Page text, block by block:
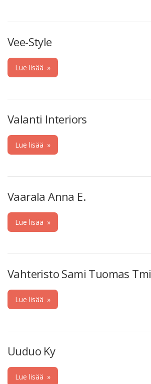
Vee-Style
Lue lisää »
Valanti Interiors
Lue lisää »
Vaarala Anna E.
Lue lisää »
Vahteristo Sami Tuomas Tmi
Lue lisää »
Uuduo Ky
Lue lisää »